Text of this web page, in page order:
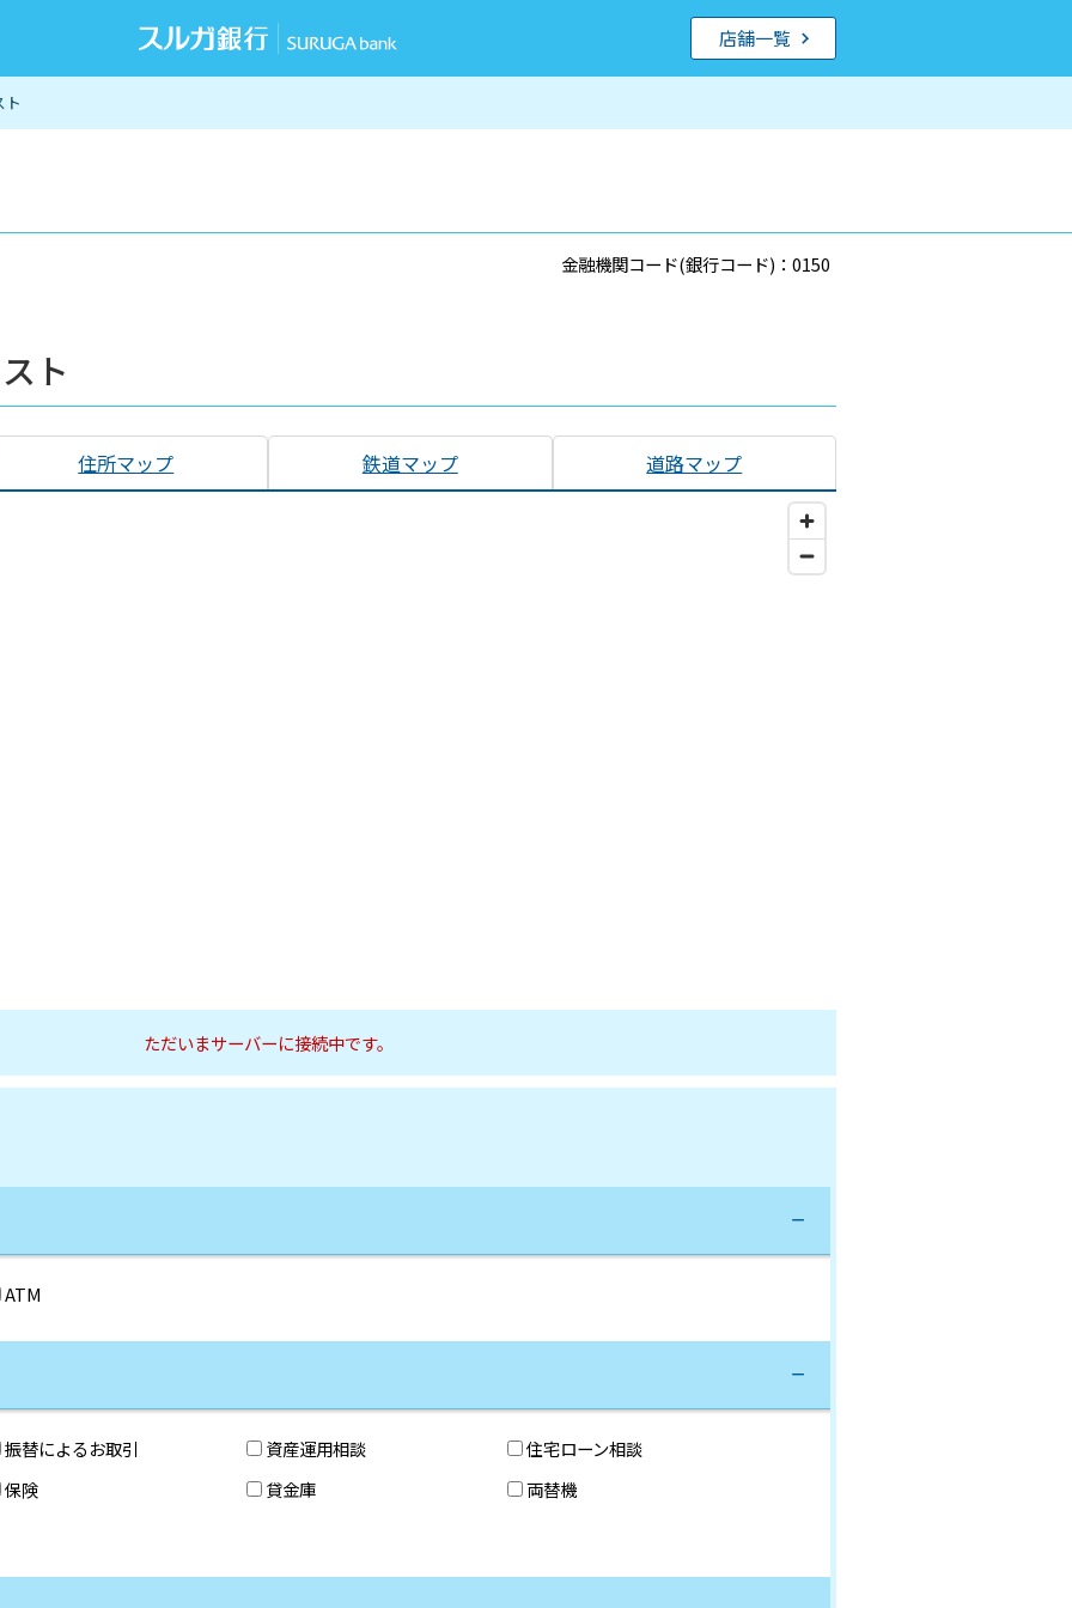
ト
店舗一覧
金融機関コード(銀行コード)：0150
ト
住所マップ 鉄道マップ 道路マップ
ただいまサーバーに接続中です。
ATM
振替によるお取引 資産運用相談
住宅ローン相談
保険 貸金庫
両替機